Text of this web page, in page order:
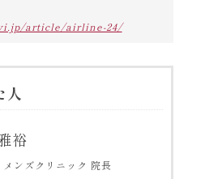
article/airline-24/
人
裕
メンズクリニック 院長